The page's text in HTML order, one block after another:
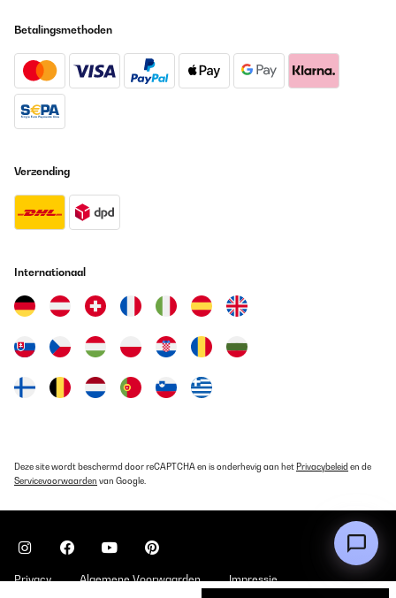
Betalingsmethoden
Verzending
Internationaal
Deze site wordt beschermd door reCAPTCHA en is onderhevig aan het Privacybeleid en de
Servicevoorwaarden van Google.
Privacy Algemene Voorwaarden Impressie